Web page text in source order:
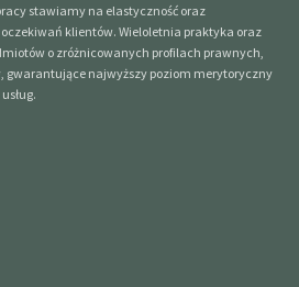
stawiamy na elastyczność oraz
klientów. Wieloletnia praktyka oraz
o zróżnicowanych profilach prawnych,
gwarantujące najwyższy poziom merytoryczny